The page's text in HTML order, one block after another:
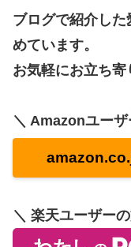
ブログで紹介し
めています。
お気軽にお立ち
＼ Amazonユー
＼ 楽天ユーザー